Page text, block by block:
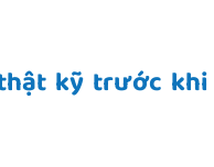
kỹ trước